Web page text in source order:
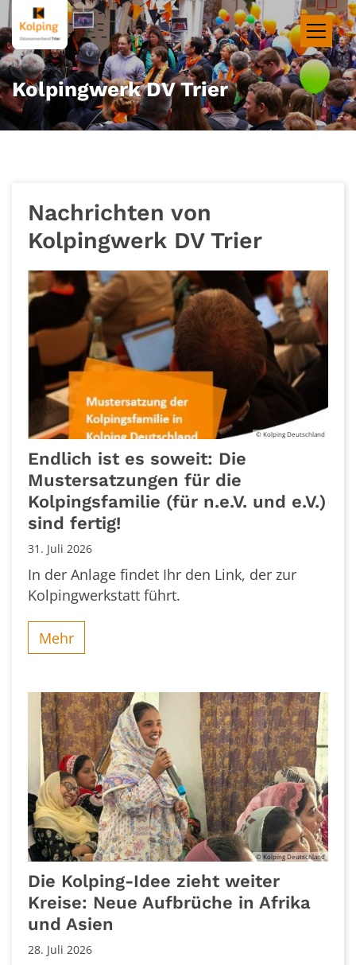
Zum Inhalt springen
Kolpingwerk DV Trier
Nachrichten von
Kolpingwerk DV Trier
© Kolping Deutschland
Endlich ist es soweit: Die
Mustersatzungen für die
Kolpingsfamilie (für n.e.V. und e.V.)
sind fertig!
31. Juli 2026
In der Anlage findet Ihr den Link, der zur
Kolpingwerkstatt führt.
Mehr
© Kolping Deutschland
Die Kolping-Idee zieht weiter
Kreise: Neue Aufbrüche in Afrika
und Asien
28. Juli 2026